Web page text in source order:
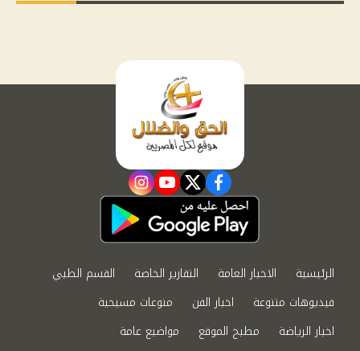
facebook
twitter
youtube
instagram
الرئيسية الاخبار العامة التقارير الخاصة
القسم الطبي
فيديوهات متنوعة
اخبار الفن
منوعات مسيحية
اخبار الرياضة
مطبخ الموقع
مواضيع عامة